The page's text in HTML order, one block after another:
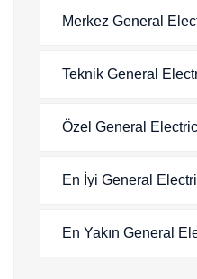
Merkez General
Teknik General
Özel General
En İyi General
En Yakın General